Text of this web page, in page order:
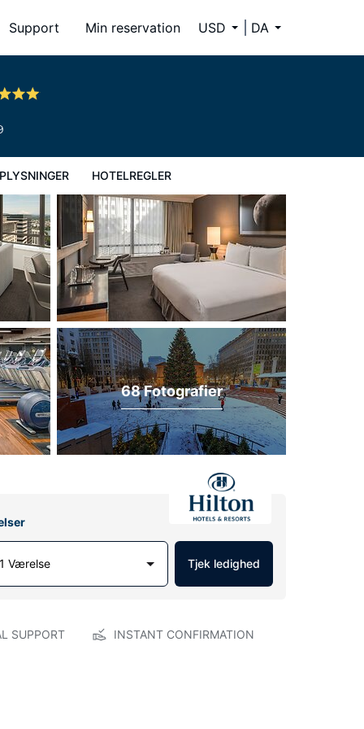
Support Min reservation USD DA
HOTELREGLER
68 Fotografier
1 Værelse Tjek ledighed
SUPPORT INSTANT CONFIRMATION